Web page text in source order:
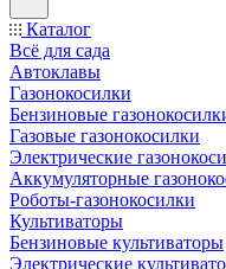
Каталог
Всё для сада
Автоклавы
Газонокосилки
Бензиновые
Газовые газонокосилки
Электрические
Аккумуляторные
Роботы-газонокосилки
Культиваторы
Бензиновые культиваторы
Электрические